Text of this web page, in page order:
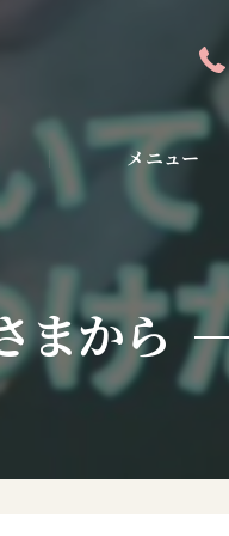
メニュー
全身アンチエイジング
ピーリング・美容
ダイエット・小顔
まから